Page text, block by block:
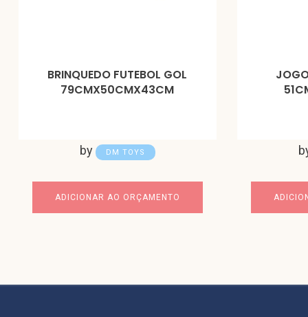
BRINQUEDO FUTEBOL GOL
79CMX50CMX43CM
by DM TOYS
ADICIONAR AO ORÇAMENTO